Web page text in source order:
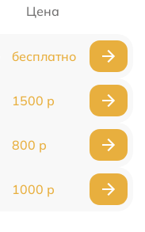
Цена
бесплатно
1500 р
800 р
1000 р